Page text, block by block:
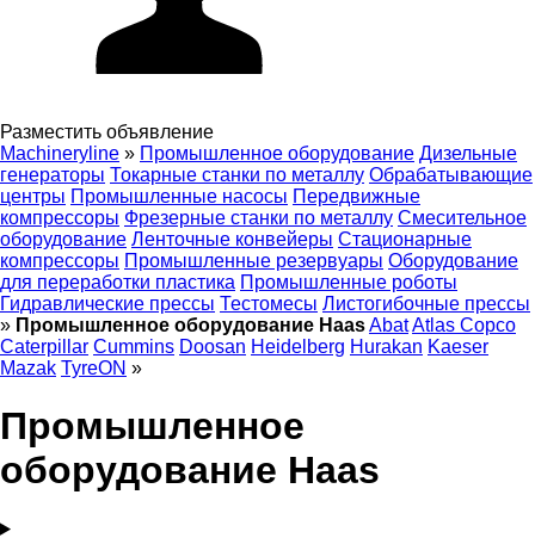
Разместить объявление
Machineryline » Промышленное оборудование Дизельные
генераторы Токарные станки по металлу Обрабатывающие
центры Промышленные насосы Передвижные
компрессоры Фрезерные станки по металлу Смесительное
оборудование Ленточные конвейеры Стационарные
компрессоры Промышленные резервуары Оборудование
для переработки пластика Промышленные роботы
Гидравлические прессы Тестомесы Листогибочные прессы
» Промышленное оборудование HaasAbatAtlas Copco
Caterpillar Cummins Doosan Heidelberg Hurakan Kaeser
Mazak TyreON »
Промышленное
оборудование Haas